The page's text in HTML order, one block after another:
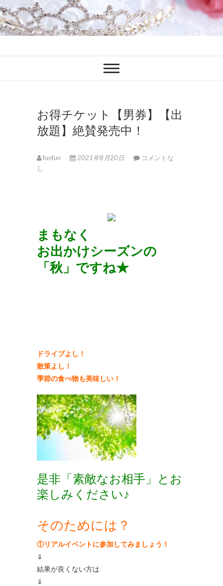
ファンブロ
お得チケット【男券】【出
放題】絶賛発売中！
funfun 2021年8月20日
コメントな
し
まもなく
お出かけシーズンの
「秋」ですね★
ドライブよし！
散策よし！
季節の食べ物も美味しい！
是非「素敵なお相手」とお
楽しみください♪
そのためには？
①リアルイベントに参加してみましょう！
⇓
結果が良くない方は
⇓